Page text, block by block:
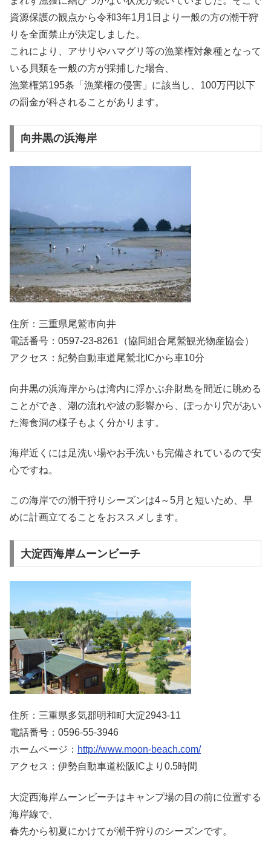
資源保護の観点から令和3年1月1日より一般の方の潮干狩
りを全面禁止が決定しました。
これにより、アサリやハマグリ等の漁業権対象種となって
いる貝類を一般の方が採捕した場合、
漁業権第195条「漁業権の侵害」に該当し、100万円以下
の罰金が科されることがあります。
向井黒の浜海岸
住所：三重県尾鷲市向井
電話番号：0597-23-8261（協同組合尾鷲観光物産協会）
アクセス：紀勢自動車道尾鷲北ICから車10分
向井黒の浜海岸からは湾内に浮かぶ弁財島を間近に眺める
ことができ、潮の流れや波の影響から、ぽっかり穴があい
た海食洞の様子もよく分かります。
海岸近くには足洗い場やお手洗いも完備されているので安
心ですね。
この海岸での潮干狩りシーズンは4～5月と短いため、早
めに計画立てることをおススメします。
大淀西海岸ムーンビーチ
住所：三重県多気郡明和町大淀2943-11
電話番号：0596-55-3946
ホームページ： http://www.moon-beach.com/
アクセス：伊勢自動車道松阪ICより0.5時間
大淀西海岸ムーンビーチはキャンプ場の目の前に位置する
海岸線で、
春先から初夏にかけてが潮干狩りのシーズンです。